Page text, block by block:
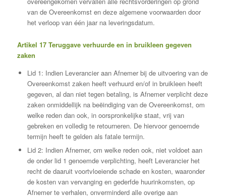
van de Overeenkomst en deze algemene voorwaarden door
het verloop van één jaar na leveringsdatum.
Artikel 17 Teruggave verhuurde en in bruikleen gegeven
zaken
Lid 1: Indien Leverancier aan Afnemer bij de uitvoering van de
Overeenkomst zaken heeft verhuurd en/of in bruikleen heeft
gegeven, al dan niet tegen betaling, is Afnemer verplicht deze
zaken onmiddellijk na beëindiging van de Overeenkomst, om
welke reden dan ook, in oorspronkelijke staat, vrij van
gebreken en volledig te retourneren. De hiervoor genoemde
termijn heeft te gelden als fatale termijn.
Lid 2: Indien Afnemer, om welke reden ook, niet voldoet aan
de onder lid 1 genoemde verplichting, heeft Leverancier het
recht de daaruit voortvloeiende schade en kosten, waaronder
de kosten van vervanging en gederfde huurinkomsten, op
Afnemer te verhalen, onverminderd alle overige aan